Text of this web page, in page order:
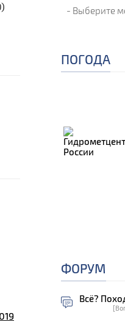
ПОГОДА
ФОРУМ
Всё?